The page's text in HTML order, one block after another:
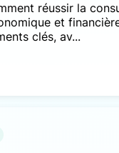
réussir la
et
clés, av...